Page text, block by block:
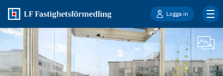
Logga in